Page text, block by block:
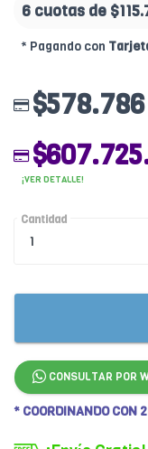
6 cuotas de
* Pagando con
$578.786
¡VER DETALLE!
Cantidad
CONSULTAR POR
* COORDINANDO CON